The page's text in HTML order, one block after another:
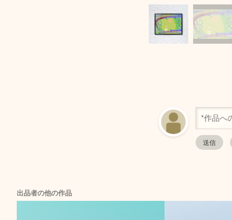
出品者の他の作品